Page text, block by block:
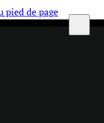
pied de page